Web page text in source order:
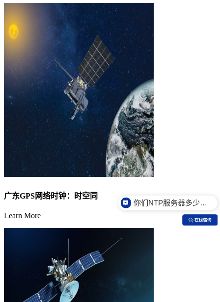
广东GPS网络时钟：时空同
Learn More
你们NTP服务器是什么价格？